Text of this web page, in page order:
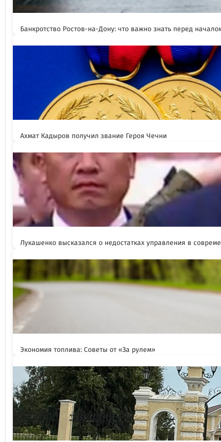
Банкротство Ростов-на-Дону: что важно знать перед
Ахмат Кадыров получил звание Героя Чечни
Лукашенко высказался о недостатках управления в
Экономия топлива: Советы от «За рулем»